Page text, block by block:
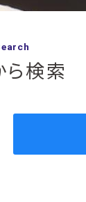
ら検索